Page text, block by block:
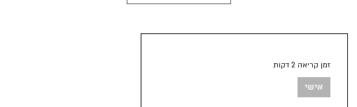
אישי
זמן קריאה 2 דקות